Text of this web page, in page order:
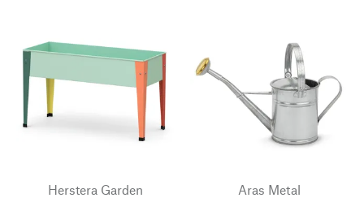
Herstera Garden
Aras Metal